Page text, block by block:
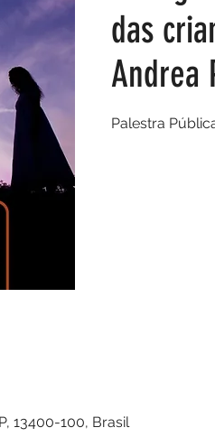
das
Andrea
Palestra
13400-100, Brasil